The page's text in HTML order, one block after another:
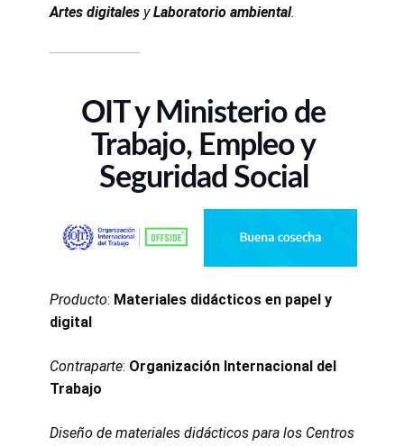
Artes digitales yLaboratorio ambiental.
OIT y Ministerio de
Trabajo, Empleo y
Seguridad Social
Producto: Materiales didácticos en papel y
digital
Contraparte: Organización Internacional del
Trabajo
Diseño de materiales didácticos para los Centros